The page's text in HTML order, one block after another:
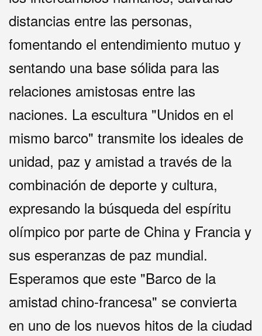
distancias entre las personas,
fomentando el entendimiento mutuo y
sentando una base sólida para las
relaciones amistosas entre las
naciones. La escultura "Unidos en el
mismo barco" transmite los ideales de
unidad, paz y amistad a través de la
combinación de deporte y cultura,
expresando la búsqueda del espíritu
olímpico por parte de China y Francia y
sus esperanzas de paz mundial.
Esperamos que este "Barco de la
amistad chino-francesa" se convierta
en uno de los nuevos hitos de la ciudad